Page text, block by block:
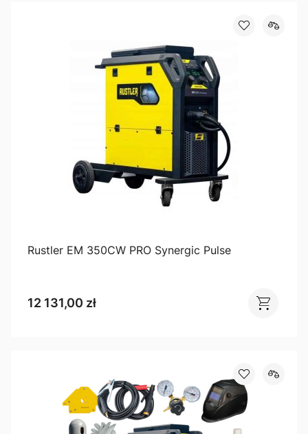
Rustler EM 350CW PRO Synergic Pulse
12 131,00 zł